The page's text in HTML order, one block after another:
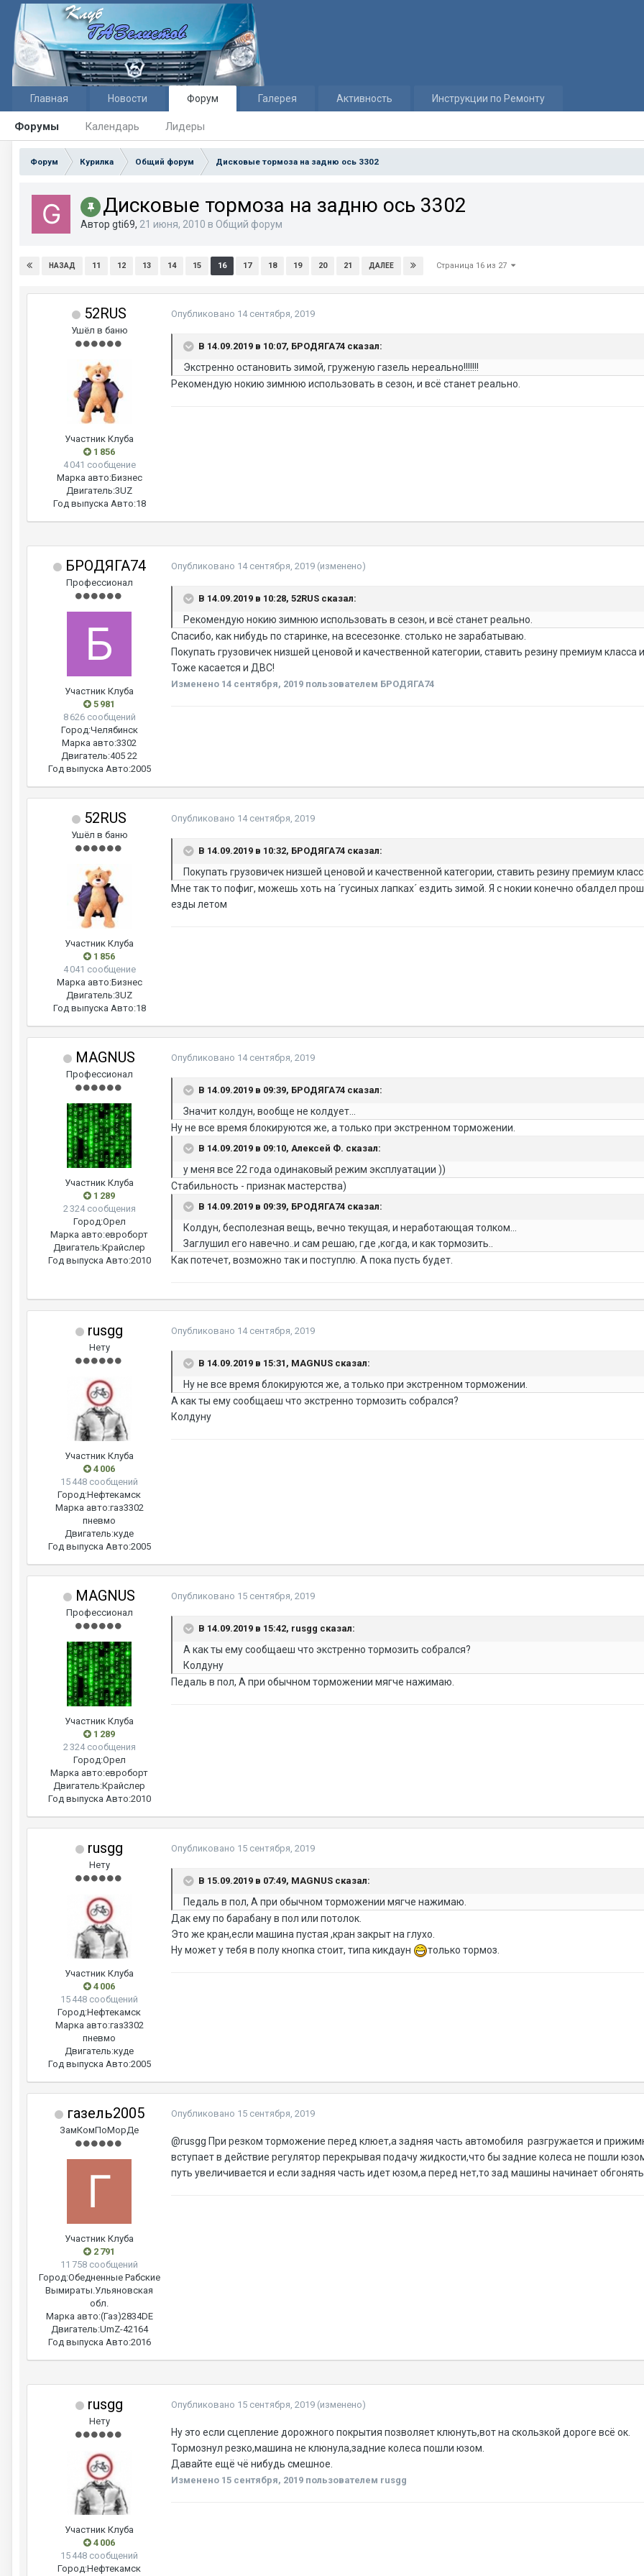
Главная Новости Форум
Форумы Календарь Лидеры
Галерея Активность Инструкции по Ремонту
Форум Курилка Общий форум Дисковые тормоза на задню ось 3302
Дисковые тормоза на задню ось 3302
Автор gti69, 21 июня, 2010 в Общий форум
НАЗАД 11 12 13 14 15 16 17 18 19 20 21 ДАЛЕЕ Страница 16 из 27
52RUS
Ушёл в баню
Участник Клуба
1 856
4 041 сообщение
Марка авто:Бизнес
Двигатель:3UZ
Год выпуска Авто:18
Опубликовано 14 сентября, 2019
В 14.09.2019 в 10:07, БРОДЯГА74 сказал:
Экстренно остановить зимой, груженую газель нереально!!!!!!!
Рекомендую нокию зимнюю использовать в сезон, и всё станет реально.
БРОДЯГА74
Профессионал
Участник Клуба
5 981
8 626 сообщений
Город:Челябинск
Марка авто:3302
Двигатель:405 22
Год выпуска Авто:2005
Опубликовано 14 сентября, 2019 (изменено)
В 14.09.2019 в 10:28, 52RUS сказал:
Рекомендую нокию зимнюю использовать в сезон, и всё станет реально.
Спасибо, как нибудь по старинке, на всесезонке. столько не зарабатываю.
Покупать грузовичек низшей ценовой и качественной категории, ставить резину премиум класса
Тоже касается и ДВС!
Изменено 14 сентября, 2019 пользователем БРОДЯГА74
52RUS
Ушёл в баню
Участник Клуба
1 856
4 041 сообщение
Марка авто:Бизнес
Двигатель:3UZ
Год выпуска Авто:18
Опубликовано 14 сентября, 2019
В 14.09.2019 в 10:32, БРОДЯГА74 сказал:
Покупать грузовичек низшей ценовой и качественной категории, ставить резину премиум
Мне так то пофиг, можешь хоть на ´гусиных лапках´ ездить зимой. Я с нокии конечно обалдел
езды летом
MAGNUS
Профессионал
Участник Клуба
1 289
2 324 сообщения
Город:Орел
Марка авто:евроборт
Двигатель:Крайслер
Год выпуска Авто:2010
Опубликовано 14 сентября, 2019
В 14.09.2019 в 09:39, БРОДЯГА74 сказал:
Значит колдун, вообще не колдует...
Ну не все время блокируются же, а только при экстренном торможении.
В 14.09.2019 в 09:10, Алексей Ф. сказал:
у меня все 22 года одинаковый режим эксплуатации ))
Стабильность - признак мастерства)
В 14.09.2019 в 09:39, БРОДЯГА74 сказал:
Колдун, бесполезная вещь, вечно текущая, и неработающая толком...
Заглушил его навечно..и сам решаю, где ,когда, и как тормозить..
Как потечет, возможно так и поступлю. А пока пусть будет.
rusgg
Нету
Участник Клуба
4 006
15 448 сообщений
Город:Нефтекамск
Марка авто:газ3302
пневмо
Двигатель:куде
Год выпуска Авто:2005
Опубликовано 14 сентября, 2019
В 14.09.2019 в 15:31, MAGNUS сказал:
Ну не все время блокируются же, а только при экстренном торможении.
А как ты ему сообщаеш что экстренно тормозить собрался?
Колдуну
MAGNUS
Профессионал
Участник Клуба
1 289
2 324 сообщения
Город:Орел
Марка авто:евроборт
Двигатель:Крайслер
Год выпуска Авто:2010
Опубликовано 15 сентября, 2019
В 14.09.2019 в 15:42, rusgg сказал:
А как ты ему сообщаеш что экстренно тормозить собрался?
Колдуну
Педаль в пол, А при обычном торможении мягче нажимаю.
rusgg
Нету
Участник Клуба
4 006
15 448 сообщений
Город:Нефтекамск
Марка авто:газ3302
пневмо
Двигатель:куде
Год выпуска Авто:2005
Опубликовано 15 сентября, 2019
В 15.09.2019 в 07:49, MAGNUS сказал:
Педаль в пол, А при обычном торможении мягче нажимаю.
Дак ему по барабану в пол или потолок.
Это же кран,если машина пустая ,кран закрыт на глухо.
Ну может у тебя в полу кнопка стоит, типа кикдаун
только тормоз.
газель2005
ЗамКомПоМорДе
Участник Клуба
2 791
11 758 сообщений
Город:Обедненные Рабские
Вымираты.Ульяновская
обл.
Марка авто:(Газ)2834DE
Двигатель:UmZ-42164
Год выпуска Авто:2016
Опубликовано 15 сентября, 2019
@rusgg При резком торможение перед клюет,а задняя часть автомобиля разгружается и
вступает в действие регулятор перекрывая подачу жидкости,что бы задние колеса не пошли
путь увеличивается и если задняя часть идет юзом,а перед нет,то зад машины начинает
rusgg
Нету
Участник Клуба
4 006
15 448 сообщений
Город:Нефтекамск
Опубликовано 15 сентября, 2019 (изменено)
Ну это если сцепление дорожного покрытия позволяет клюнуть,вот на скользкой дороге всё ок.
Тормознул резко,машина не клюнула,задние колеса пошли юзом.
Давайте ещё чё нибудь смешное.
Изменено 15 сентября, 2019 пользователем rusgg